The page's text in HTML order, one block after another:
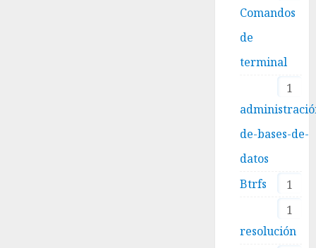
Comandos
de
terminal
1
de-bases-de-
datos
1
Btrfs
1
resolución